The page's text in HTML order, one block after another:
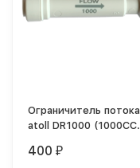
Ограничитель потока
atoll DR1000 (1000CC
400 ₽